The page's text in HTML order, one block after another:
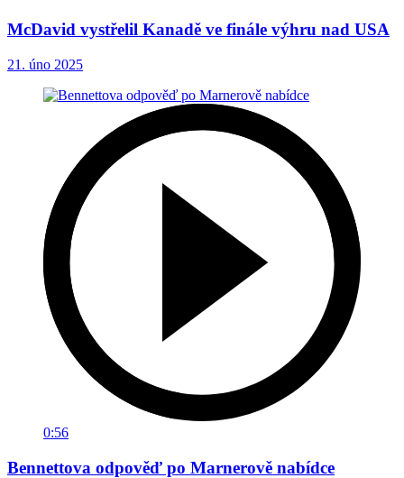
McDavid vystřelil Kanadě ve finále výhru nad USA
21. úno 2025
0:56
Bennettova odpověď po Marnerově nabídce